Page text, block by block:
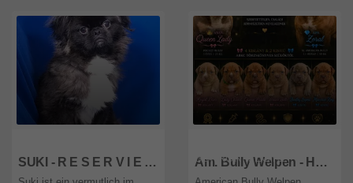
SUKI - R E S E R V I E R T !!!!! sehr freundlich, fröhlich, verschmust, sehr lebhaft, intelligent Am. Bully Welpen - Hündin
SOPRON MEGYE